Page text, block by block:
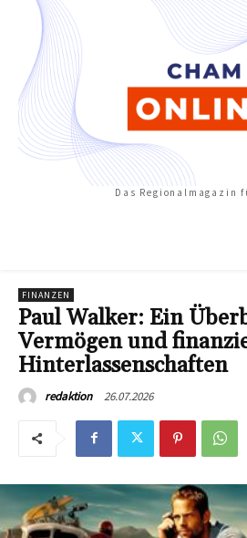
Das Regionalmagazin
FINANZEN
Paul Walker: Ein
Vermögen und
Hinterlassenschaften
redaktion 26.07.2026